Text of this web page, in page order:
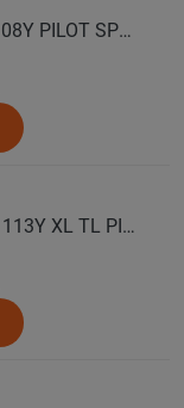
MICHELIN Автошина 275/40 R22 108Y PILOT SPORT 4 SUV лето
MICHELIN Автошина 275/50 ZR20 113Y XL TL PILOT SPORT 4 SUV MO1 лето